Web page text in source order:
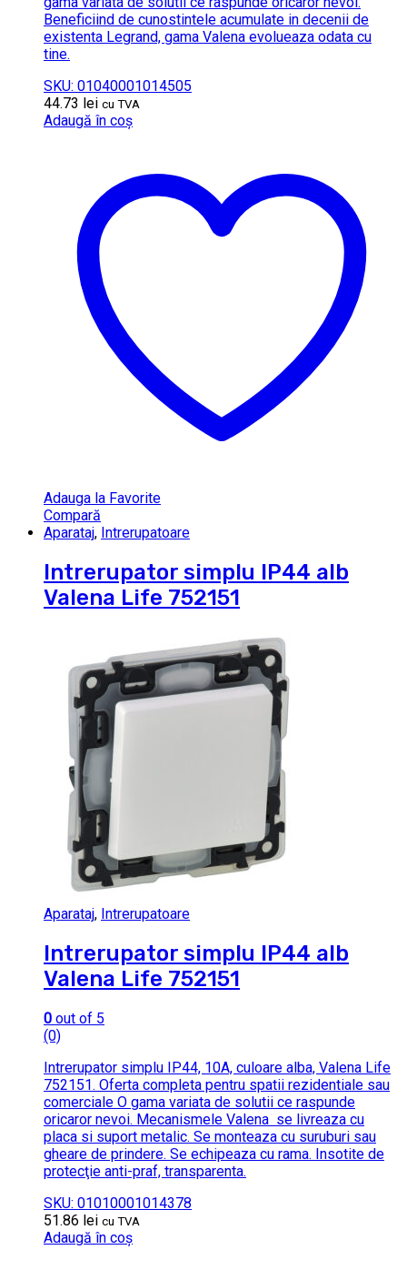
Beneficiind de cunostintele acumulate in decenii de
existenta Legrand, gama Valena evolueaza odata cu
tine.
SKU: 01040001014505
44.73 lei cu TVA
Adaugă în coș
Adauga la Favorite
Compară
Aparataj, Intrerupatoare
Intrerupator simplu IP44 alb
Valena Life 752151
Aparataj, Intrerupatoare
Intrerupator simplu IP44 alb
Valena Life 752151
0 out of 5
(0)
Intrerupator simplu IP44, 10A, culoare alba, Valena Life
752151. Oferta completa pentru spatii rezidentiale sau
comerciale O gama variata de solutii ce raspunde
oricaror nevoi. Mecanismele Valena se livreaza cu
placa si suport metalic. Se monteaza cu suruburi sau
gheare de prindere. Se echipeaza cu rama. Insotite de
protecţie anti-praf, transparenta.
SKU: 01010001014378
51.86 lei cu TVA
Adaugă în coș